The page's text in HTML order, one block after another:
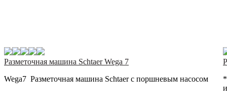
Разметочная машина Schtaer Wega 7
Wega7 Разметочная машина Schtaer с поршневым насосом